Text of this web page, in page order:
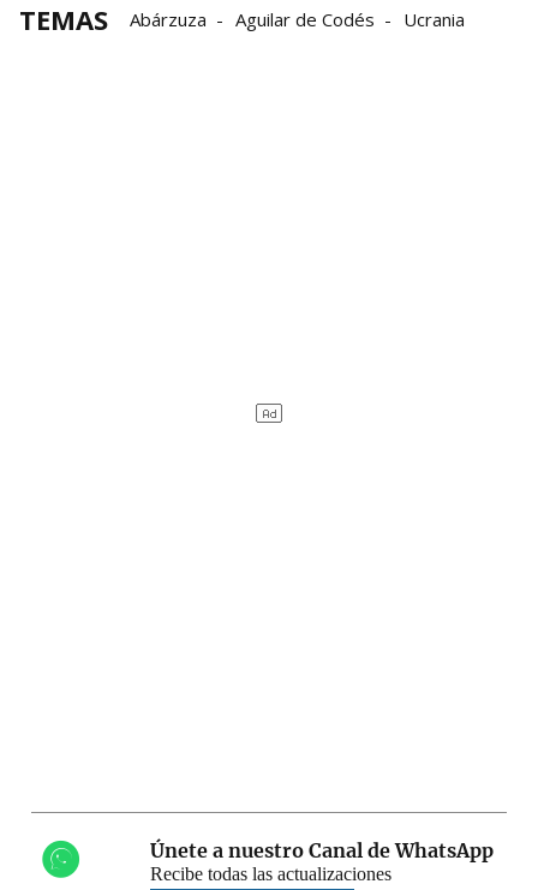
TEMAS Abárzuza Aguilar de Codés Ucrania
Únete a nuestro Canal de WhatsApp
Recibe todas las actualizaciones